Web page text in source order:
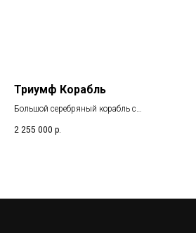
Триумф Корабль
Большой серебряный корабль с
Единственный экземпляр в мире.
2 255 000 р.